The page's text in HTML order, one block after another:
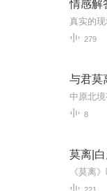
情感解
279
与君莫
8